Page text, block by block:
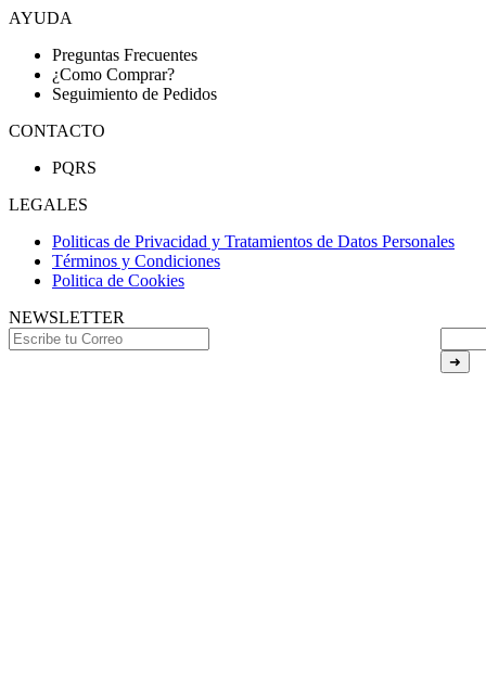
AYUDA
Preguntas Frecuentes
¿Como Comprar?
Seguimiento de Pedidos
CONTACTO
PQRS
LEGALES
Politicas de Privacidad y Tratamientos de Datos Personales
Términos y Condiciones
Politica de Cookies
NEWSLETTER
➜